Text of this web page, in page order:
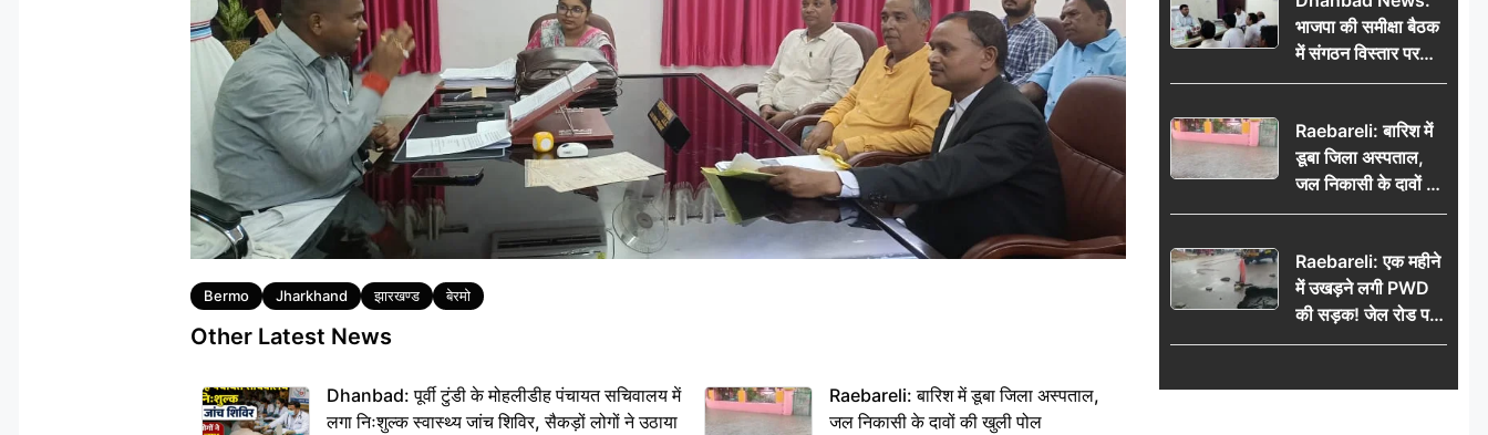
Tags
Bermo Jharkhand झारखण्ड बेरमो
Other Latest News
Dhanbad: पूर्वी टुंडी के मोहलीडीह पंचायत सचिवालय में
लगा निःशुल्क स्वास्थ्य जांच शिविर, सैकड़ों लोगों ने उठाया
Raebareli: बारिश में डूबा जिला अस्पताल,
जल निकासी के दावों की खुली पोल
भाजपा की समीक्षा बैठक
में संगठन विस्तार पर
मंथन, बीडीओ से
जनसमस्याओं का विवरण
Raebareli: बारिश में
डूबा जिला अस्पताल,
जल निकासी के दावों की
खुली पोल
Raebareli: एक महीने
में उखड़ने लगी PWD
की सड़क! जेल रोड पर
गड्ढे ने खोली निर्माण
की उठी मांग